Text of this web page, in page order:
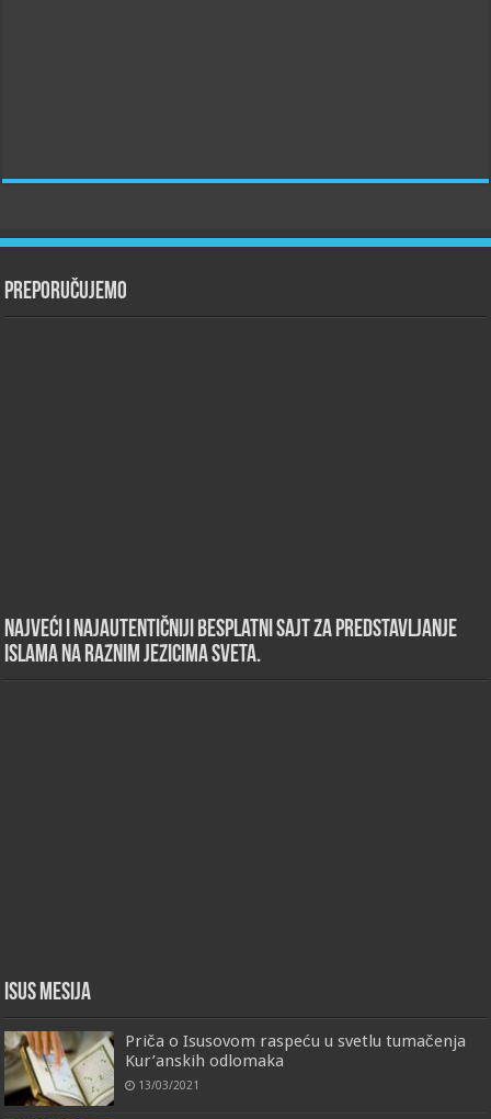
Preporučujemo
Najveći i najautentičniji besplatni sajt za predstavljanje
islama na raznim jezicima sveta.
Isus Mesija
Priča o Isusovom raspeću u svetlu tumačenja
Kur’anskih odlomaka
13/03/2021